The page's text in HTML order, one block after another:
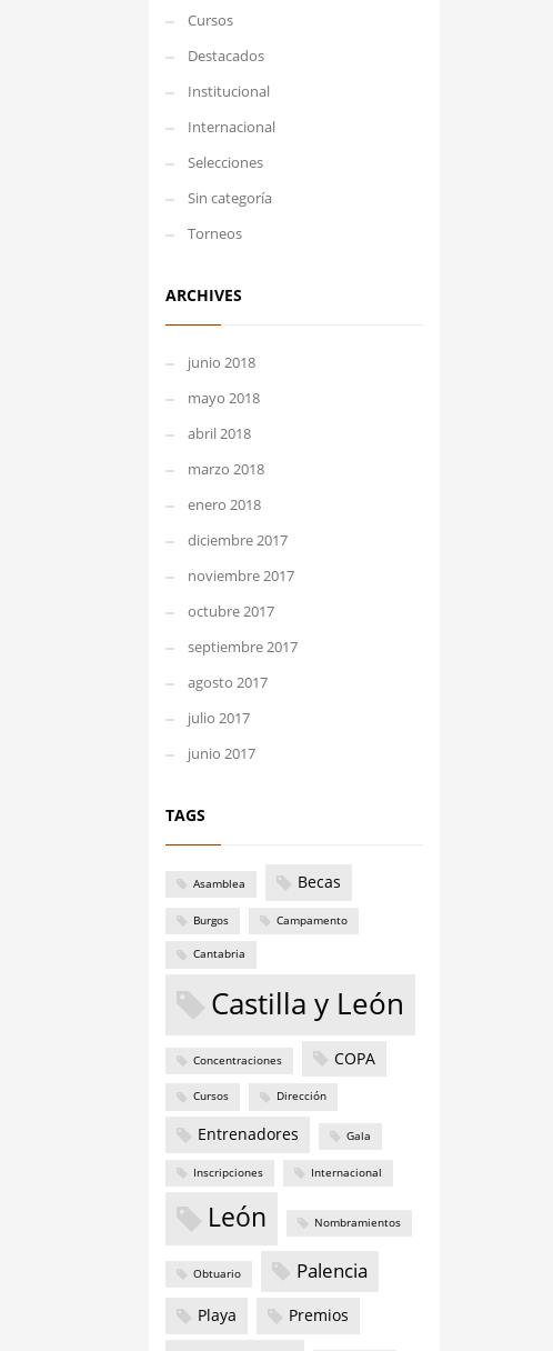
Cursos
Destacados
Institucional
Internacional
Selecciones
Sin categoría
Torneos
ARCHIVES
junio 2018
mayo 2018
abril 2018
marzo 2018
enero 2018
diciembre 2017
noviembre 2017
octubre 2017
septiembre 2017
agosto 2017
julio 2017
junio 2017
TAGS
Asamblea Becas
Burgos Campamento
Cantabria
Castilla y León
Concentraciones COPA
Cursos Dirección
Entrenadores Gala
Inscripciones Internacional
León Nombramientos
Obtuario Palencia
Playa Premios